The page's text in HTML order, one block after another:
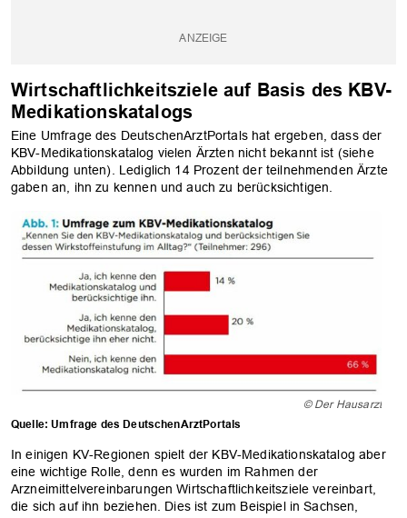
Wirtschaftlichkeitsziele auf Basis des KBV-
Medikationskatalogs
Eine Umfrage des DeutschenArztPortals hat ergeben, dass der
KBV-Medikationskatalog vielen Ärzten nicht bekannt ist (siehe
Abbildung unten). Lediglich 14 Prozent der teilnehmenden Ärzte
gaben an, ihn zu kennen und auch zu berücksichtigen.
© Der Hausarzt
Quelle: Umfrage des DeutschenArztPortals
In einigen KV-Regionen spielt der KBV-Medikationskatalog aber
eine wichtige Rolle, denn es wurden im Rahmen der
Arzneimittelvereinbarungen Wirtschaftlichkeitsziele vereinbart,
die sich auf ihn beziehen. Dies ist zum Beispiel in Sachsen,